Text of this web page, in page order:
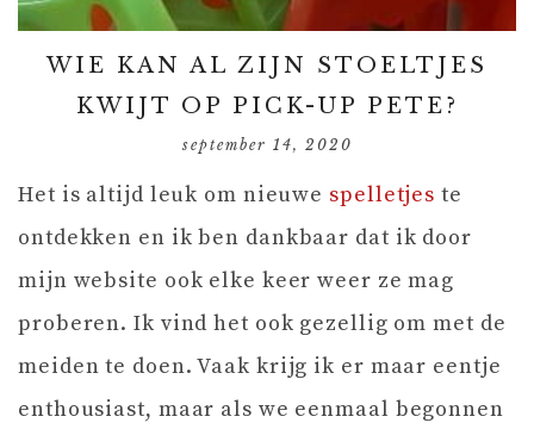
WIE KAN AL ZIJN STOELTJES
KWIJT OP PICK-UP PETE?
september 14, 2020
Het is altijd leuk om nieuwe spelletjes te
ontdekken en ik ben dankbaar dat ik door
mijn website ook elke keer weer ze mag
proberen. Ik vind het ook gezellig om met de
meiden te doen. Vaak krijg ik er maar eentje
enthousiast, maar als we eenmaal begonnen